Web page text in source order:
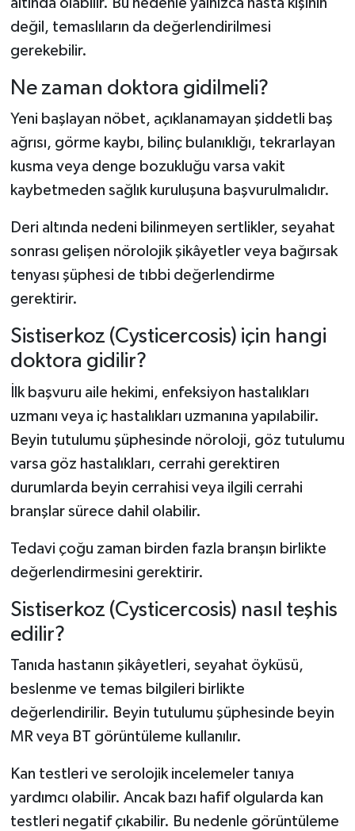
değil, temaslıların da değerlendirilmesi
gerekebilir.
Ne zaman doktora gidilmeli?
Yeni başlayan nöbet, açıklanamayan şiddetli baş
ağrısı, görme kaybı, bilinç bulanıklığı, tekrarlayan
kusma veya denge bozukluğu varsa vakit
kaybetmeden sağlık kuruluşuna başvurulmalıdır.
Deri altında nedeni bilinmeyen sertlikler, seyahat
sonrası gelişen nörolojik şikâyetler veya bağırsak
tenyası şüphesi de tıbbi değerlendirme
gerektirir.
Sistiserkoz (Cysticercosis) için hangi
doktora gidilir?
İlk başvuru aile hekimi, enfeksiyon hastalıkları
uzmanı veya iç hastalıkları uzmanına yapılabilir.
Beyin tutulumu şüphesinde nöroloji, göz tutulumu
varsa göz hastalıkları, cerrahi gerektiren
durumlarda beyin cerrahisi veya ilgili cerrahi
branşlar sürece dahil olabilir.
Tedavi çoğu zaman birden fazla branşın birlikte
değerlendirmesini gerektirir.
Sistiserkoz (Cysticercosis) nasıl teşhis
edilir?
Tanıda hastanın şikâyetleri, seyahat öyküsü,
beslenme ve temas bilgileri birlikte
değerlendirilir. Beyin tutulumu şüphesinde beyin
MR veya BT görüntüleme kullanılır.
Kan testleri ve serolojik incelemeler tanıya
yardımcı olabilir. Ancak bazı hafif olgularda kan
testleri negatif çıkabilir. Bu nedenle görüntüleme